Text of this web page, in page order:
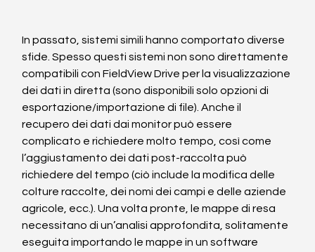
In passato, sistemi simili hanno comportato diverse
sfide. Spesso questi sistemi non sono direttamente
compatibili con FieldView Drive per la visualizzazione
dei dati in diretta (sono disponibili solo opzioni di
esportazione/importazione di file). Anche il
recupero dei dati dai monitor può essere
complicato e richiedere molto tempo, così come
l’aggiustamento dei dati post-raccolta può
richiedere del tempo (ciò include la modifica delle
colture raccolte, dei nomi dei campi e delle aziende
agricole, ecc.). Una volta pronte, le mappe di resa
necessitano di un’analisi approfondita, solitamente
eseguita importando le mappe in un software